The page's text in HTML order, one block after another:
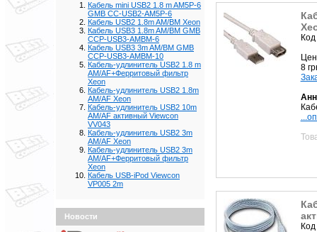
Кабель mini USB2 1.8 m AM5P-6
GMB CC-USB2-AM5P-6
Кабель USB2 1.8m AM/BM Xeon
Кабель USB3 1.8m AM/BM GMB
CCP-USB3-AMBM-6
Кабель USB3 3m AM/BM GMB
CCP-USB3-AMBM-10
Кабель-удлинитель USB2 1.8 m
AM/AF+Ферритовый фильтр
Xeon
Кабель-удлинитель USB2 1.8m
AM/AF Xeon
Кабель-удлинитель USB2 10m
AM/AF активный Viewcon
VV043
Кабель-удлинитель USB2 3m
AM/AF Xeon
Кабель-удлинитель USB2 3m
AM/AF+Ферритовый фильтр
Xeon
Кабель USB-iPod Viewcon
VP005 2m
Новости
8